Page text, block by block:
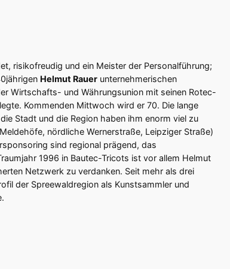
risikofreudig und ein Meister der Personalführung;
Helmut Rauerunternehmerischen
Wirtschafts- und Währungsunion mit seinen Rotec-
Kommenden Mittwoch wird er 70. Die lange
Stadt und die Region haben ihm enorm viel zu
nördliche Wernerstraße, Leipziger Straße)
sind regional prägend, das
1996 in Bautec-Tricots ist vor allem Helmut
Netzwerk zu verdanken. Seit mehr als drei
der Spreewaldregion als Kunstsammler und